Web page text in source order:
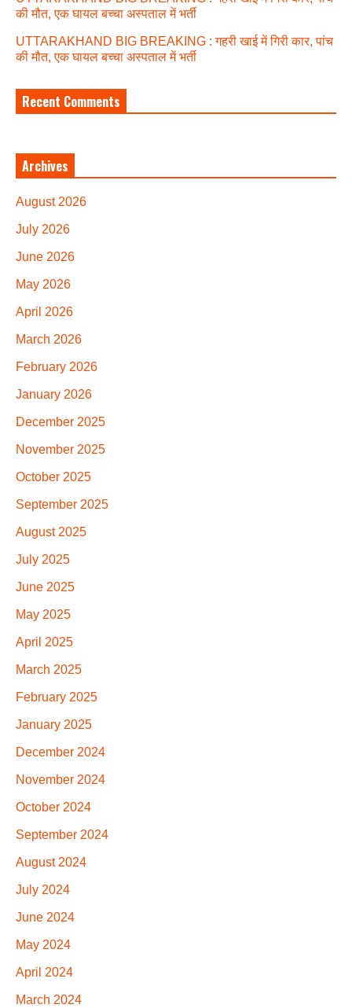
की मौत, एक घायल बच्चा अस्पताल में भर्ती
UTTARAKHAND BIG BREAKING : गहरी खाई में गिरी कार, पांच
की मौत, एक घायल बच्चा अस्पताल में भर्ती
Recent Comments
Archives
August 2026
July 2026
June 2026
May 2026
April 2026
March 2026
February 2026
January 2026
December 2025
November 2025
October 2025
September 2025
August 2025
July 2025
June 2025
May 2025
April 2025
March 2025
February 2025
January 2025
December 2024
November 2024
October 2024
September 2024
August 2024
July 2024
June 2024
May 2024
April 2024
March 2024